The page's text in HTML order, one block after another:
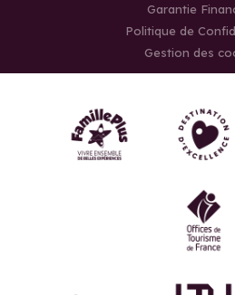
Garantie
Politique de
Gestion des